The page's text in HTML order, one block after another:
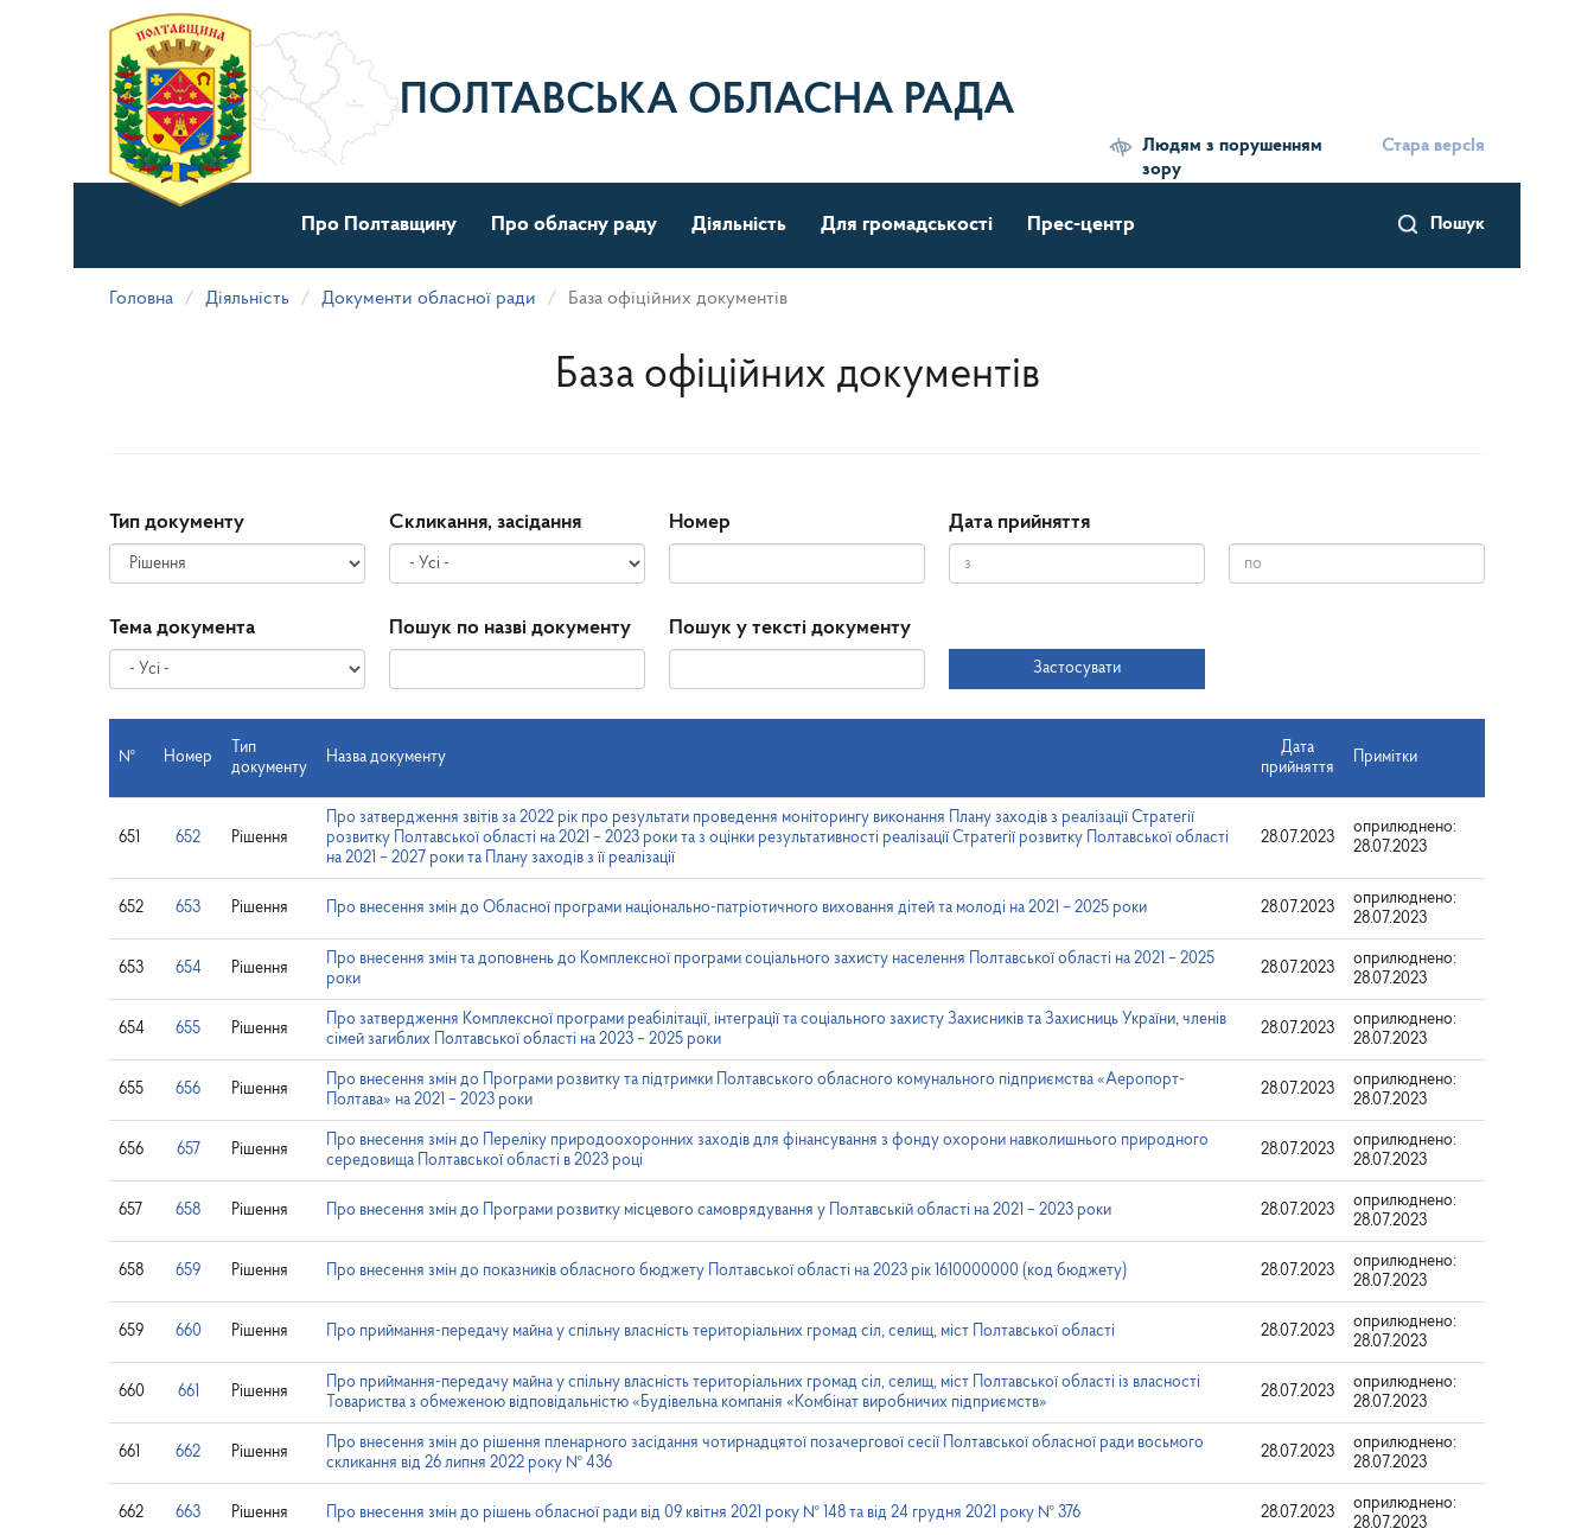
матеріалу
ПОЛТАВСЬКА ОБЛАСНА РАДА
Людям з порушенням
зору
Стара версІя
Пошук
Про Полтавщину Про обласну раду Діяльність Для громадськості Прес-центр
Головна Діяльність Документи обласної ради База офіційних документів
База офіційних документів
Тип документу Скликання, засідання Номер Дата прийняття
прийняття
Тема документа Пошук по назві документу Пошук у тексті документу
Застосувати
№ Номер
Тип
документу
Назва документу
Дата
прийняття
Примітки
651 652 Рішення
Про затвердження звітів за 2022 рік про результати проведення моніторингу виконання Плану заходів з реалізації Стратегії
розвитку Полтавської області на 2021 – 2023 роки та з оцінки результативності реалізації Стратегії розвитку Полтавської області
на 2021 – 2027 роки та Плану заходів з її реалізації
28.07.2023
оприлюднено:
28.07.2023
652 653 Рішення Про внесення змін до Обласної програми національно-патріотичного виховання дітей та молоді на 2021 – 2025 роки 28.07.2023
оприлюднено:
28.07.2023
653 654 Рішення
Про внесення змін та доповнень до Комплексної програми соціального захисту населення Полтавської області на 2021 – 2025
роки
28.07.2023
оприлюднено:
28.07.2023
654 655 Рішення
Про затвердження Комплексної програми реабілітації, інтеграції та соціального захисту Захисників та Захисниць України, членів
сімей загиблих Полтавської області на 2023 – 2025 роки
28.07.2023
оприлюднено:
28.07.2023
655 656 Рішення
Про внесення змін до Програми розвитку та підтримки Полтавського обласного комунального підприємства «Аеропорт-
Полтава» на 2021 – 2023 роки
28.07.2023
оприлюднено:
28.07.2023
656 657 Рішення
Про внесення змін до Переліку природоохоронних заходів для фінансування з фонду охорони навколишнього природного
середовища Полтавської області в 2023 році
28.07.2023
оприлюднено:
28.07.2023
657 658 Рішення Про внесення змін до Програми розвитку місцевого самоврядування у Полтавській області на 2021 – 2023 роки 28.07.2023
оприлюднено:
28.07.2023
658 659 Рішення Про внесення змін до показників обласного бюджету Полтавської області на 2023 рік 1610000000 (код бюджету) 28.07.2023
оприлюднено:
28.07.2023
659 660 Рішення Про приймання-передачу майна у спільну власність територіальних громад сіл, селищ, міст Полтавської області 28.07.2023
оприлюднено:
28.07.2023
660 661 Рішення
Про приймання-передачу майна у спільну власність територіальних громад сіл, селищ, міст Полтавської області із власності
Товариства з обмеженою відповідальністю «Будівельна компанія «Комбінат виробничих підприємств»
28.07.2023
оприлюднено:
28.07.2023
661 662 Рішення
Про внесення змін до рішення пленарного засідання чотирнадцятої позачергової сесії Полтавської обласної ради восьмого
скликання від 26 липня 2022 року № 436
28.07.2023
оприлюднено:
28.07.2023
662 663 Рішення Про внесення змін до рішень обласної ради від 09 квітня 2021 року № 148 та від 24 грудня 2021 року № 376 28.07.2023
оприлюднено:
28.07.2023